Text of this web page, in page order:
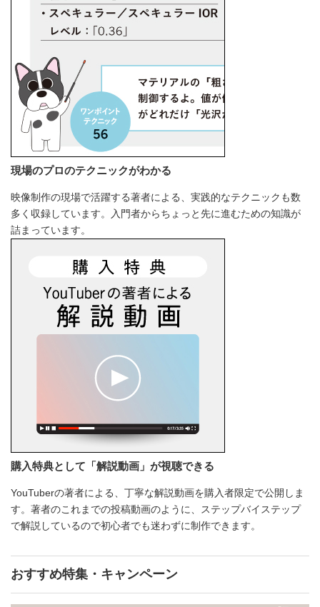
現場のプロのテクニックがわかる
映像制作の現場で活躍する著者による、実践的なテクニックも数
多く収録しています。入門者からちょっと先に進むための知識が
詰まっています。
購入特典として「解説動画」が視聴できる
YouTuberの著者による、丁寧な解説動画を購入者限定で公開しま
す。著者のこれまでの投稿動画のように、ステップバイステップ
で解説しているので初心者でも迷わずに制作できます。
おすすめ特集・キャンペーン